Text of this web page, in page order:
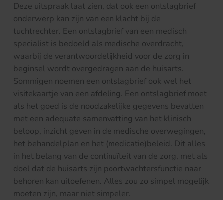
Deze uitspraak laat zien, dat ook een ontslagbrief
onderwerp kan zijn van een klacht bij de
tuchtrechter. Een ontslagbrief van een medisch
specialist is bedoeld als medische overdracht,
waarbij de verantwoordelijkheid voor de zorg in
beginsel wordt overgedragen aan de huisarts.
Sommigen noemen een ontslagbrief ook wel het
visitekaartje van een afdeling. Een ontslagbrief moet
als het goed is de noodzakelijke gegevens bevatten
met een adequate samenvatting van het klinisch
beloop, inzicht geven in de medische overwegingen,
het behandelplan en het (medicatie)beleid. Dit alles
in het belang van de continuïteit van de zorg, met als
doel dat de huisarts zijn poortwachtersfunctie naar
behoren kan uitoefenen. Alles zou zo simpel mogelijk
moeten zijn, maar niet simpeler.